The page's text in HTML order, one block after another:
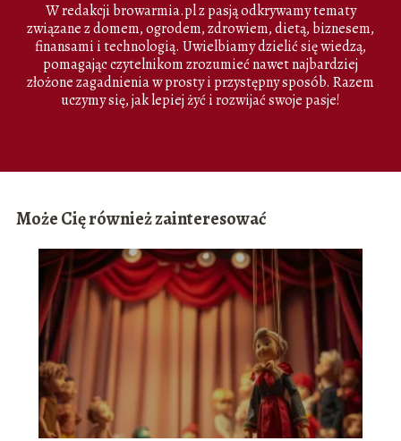
W redakcji browarmia.pl z pasją odkrywamy tematy
związane z domem, ogrodem, zdrowiem, dietą, biznesem,
finansami i technologią. Uwielbiamy dzielić się wiedzą,
pomagając czytelnikom zrozumieć nawet najbardziej
złożone zagadnienia w prosty i przystępny sposób. Razem
uczymy się, jak lepiej żyć i rozwijać swoje pasje!
Może Cię również zainteresować